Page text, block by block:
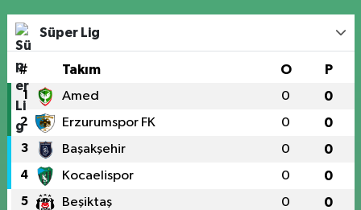
Süper Lig
# Takım O P
1 Amed 0 0
2 Erzurumspor FK 0 0
3 Başakşehir 0 0
4 Kocaelispor 0 0
5 Beşiktaş 0 0